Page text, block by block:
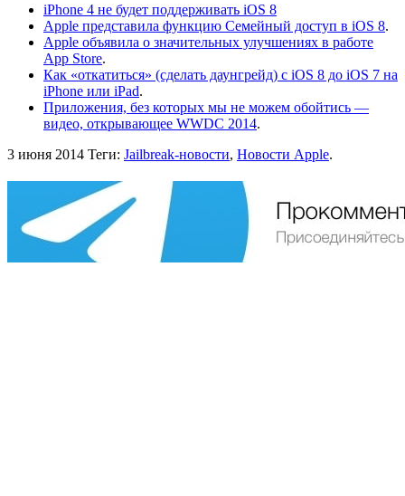
iPhone 4 не будет поддерживать iOS 8
Apple представила функцию Семейный доступ в iOS 8.
Apple объявила о значительных улучшениях в работе
App Store.
Как «откатиться» (сделать даунгрейд) с iOS 8 до iOS 7 на
iPhone или iPad.
Приложения, без которых мы не можем обойтись —
видео, открывающее WWDC 2014.
3 июня 2014 Теги: Jailbreak-новости, Новости Apple.